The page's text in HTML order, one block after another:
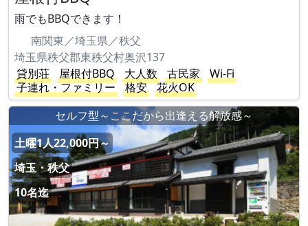
雨でもBBQできます！
南関東／埼玉県／秩父
埼玉県秩父郡東秩父村奥沢137
貸別荘
屋根付BBQ 大人数 古民家
Wi-Fi
子連れ・ファミリー
格安
花火OK
セルフ型～ここだから出逢える解放感～
土曜1人22,000円～
埼玉・秩父
10名迄